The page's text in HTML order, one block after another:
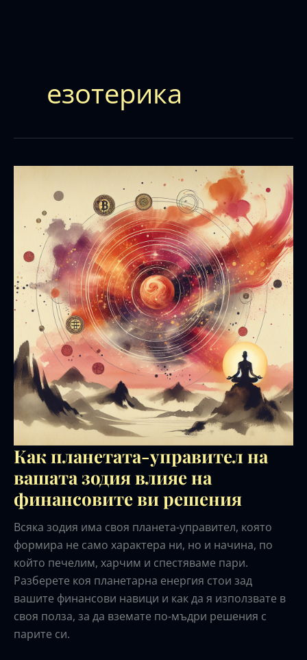
езотерика
Как планетата-управител на
вашата зодия влияе на
финансовите ви решения
Всяка зодия има своя планета-управител, която
формира не само характера ни, но и начина, по
който печелим, харчим и спестяваме пари.
Разберете коя планетарна енергия стои зад
вашите финансови навици и как да я използвате в
своя полза, за да вземате по-мъдри решения с
парите си.